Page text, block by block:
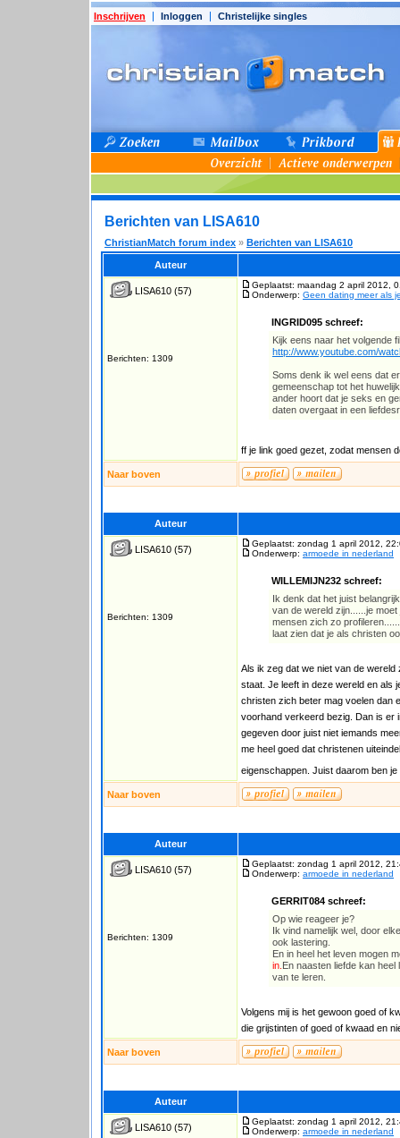
Inschrijven Inloggen Christelijke singles
Berichten van LISA610
ChristianMatch forum index » Berichten van LISA610
Auteur
LISA610 (57)
Berichten: 1309
Geplaatst: maandag 2 april 2012,
Onderwerp: Geen dating meer als
INGRID095 schreef:
Kijk eens naar het volgende
http://www.youtube.com/
Soms denk ik wel eens dat
gemeenschap tot het
ander hoort dat je seks en
daten overgaat in een
ff je link goed gezet, zodat mensen
Naar boven
Auteur
LISA610 (57)
Berichten: 1309
Geplaatst: zondag 1 april 2012,
Onderwerp: armoede in nederland
WILLEMIJN232 schreef:
Ik denk dat het juist
van de wereld zijn......je
mensen zich zo
laat zien dat je als christen
Als ik zeg dat we niet van de wereld
staat. Je leeft in deze wereld en als
christen zich beter mag voelen dan
voorhand verkeerd bezig. Dan is er
gegeven door juist niet iemands
me heel goed dat christenen
eigenschappen. Juist daarom ben
Naar boven
Auteur
LISA610 (57)
Berichten: 1309
Geplaatst: zondag 1 april 2012,
Onderwerp: armoede in nederland
GERRIT084 schreef:
Op wie reageer je?
Ik vind namelijk wel, door
ook lastering.
En in heel het leven mogen
in. En naasten liefde kan
van te leren.
Volgens mij is het gewoon goed of
die grijstinten of goed of kwaad en
Naar boven
Auteur
LISA610 (57)
Geplaatst: zondag 1 april 2012,
Onderwerp: armoede in nederland